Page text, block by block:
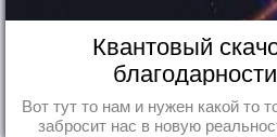
Квантовый
Вот тут то нам и нужен какой то
забросит нас в новую